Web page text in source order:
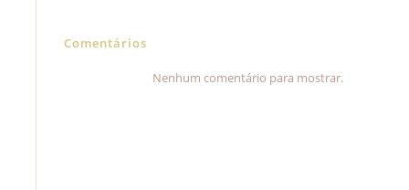
Comentários
Nenhum comentário para mostrar.